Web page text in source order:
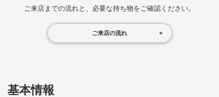
ご来店までの流れと、必要な持ち物をご確認ください。
ご来店の流れ
基本情報